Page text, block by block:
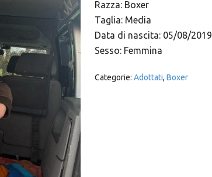
Razza: Boxer
Taglia: Media
Data di nascita: 05/08/2019
Sesso: Femmina
Categorie: Adottati, Boxer